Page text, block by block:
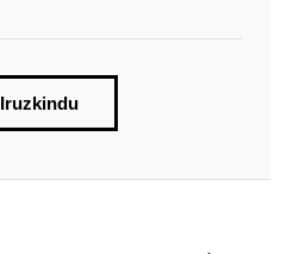
Iruzkindu